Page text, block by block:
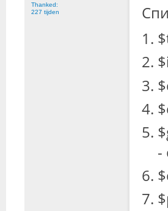
Thanked:
227 tijden
-